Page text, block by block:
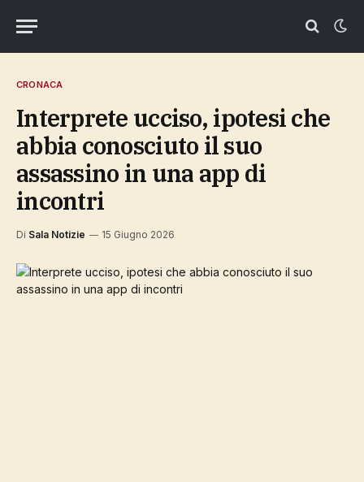
CRONACA
Interprete ucciso, ipotesi che
abbia conosciuto il suo
assassino in una app di
incontri
Di Sala Notizie 15 Giugno 2026